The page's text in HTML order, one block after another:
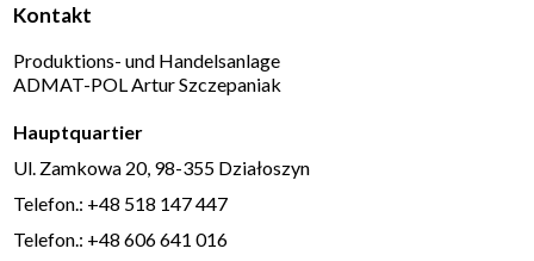
Kontakt
Produktions- und Handelsanlage
ADMAT-POL Artur Szczepaniak
Hauptquartier
Ul. Zamkowa 20, 98-355 Działoszyn
Telefon.: +48 518 147 447
Telefon.: +48 606 641 016